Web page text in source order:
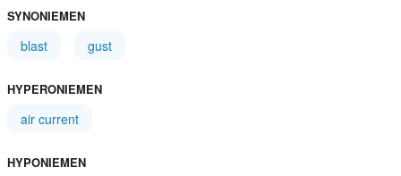
SYNONIEMEN
blast gust
HYPERONIEMEN
air current
HYPONIEMEN